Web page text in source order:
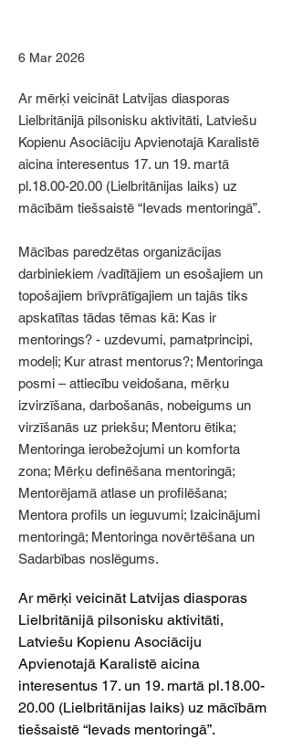
6 Mar 2026
Ar mērķi veicināt Latvijas diasporas
Lielbritānijā pilsonisku aktivitāti, Latviešu
Kopienu Asociāciju Apvienotajā Karalistē
aicina interesentus 17. un 19. martā
pl.18.00-20.00 (Lielbritānijas laiks) uz
mācībām tiešsaistē “Ievads mentoringā”.
Mācības paredzētas organizācijas
darbiniekiem /vadītājiem un esošajiem un
topošajiem brīvprātīgajiem un tajās tiks
apskatītas tādas tēmas kā: Kas ir
mentorings? - uzdevumi, pamatprincipi,
modeļi; Kur atrast mentorus?; Mentoringa
posmi – attiecību veidošana, mērķu
izvirzīšana, darbošanās, nobeigums un
virzīšanās uz priekšu; Mentoru ētika;
Mentoringa ierobežojumi un komforta
zona; Mērķu definēšana mentoringā;
Mentorējamā atlase un profilēšana;
Mentora profils un ieguvumi; Izaicinājumi
mentoringā; Mentoringa novērtēšana un
Sadarbības noslēgums.
Ar mērķi veicināt Latvijas diasporas
Lielbritānijā pilsonisku aktivitāti,
Latviešu Kopienu Asociāciju
Apvienotajā Karalistē aicina
interesentus 17. un 19. martā pl.18.00-
20.00 (Lielbritānijas laiks) uz mācībām
tiešsaistē “Ievads mentoringā”.